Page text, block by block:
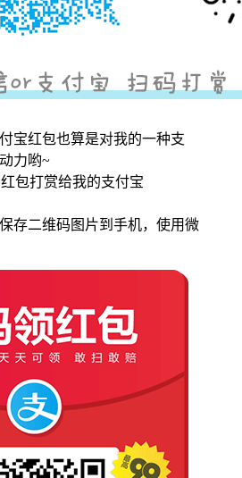
宝红包也算是对我的一种支
力哟~
包打赏给我的支付宝
存二维码图片到手机，使用微